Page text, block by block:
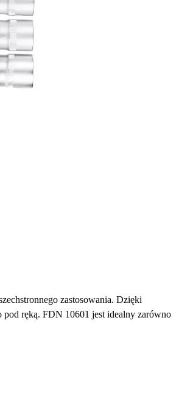
zastosowania. Dzięki
ręką. FDN 10601 jest idealny zarówno